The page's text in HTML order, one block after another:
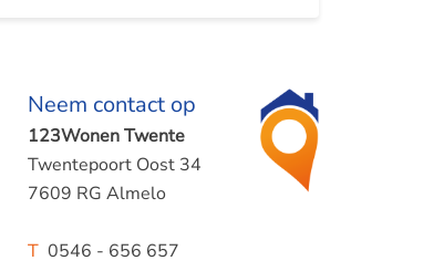
Neem contact op
123Wonen Twente
Twentepoort Oost 34
7609 RG Almelo
T0546 - 656 657